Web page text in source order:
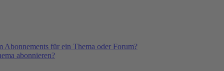
Abonnements für ein Thema oder Forum?
abonnieren?